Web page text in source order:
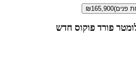
₪165,900
פורד פוקוס חדש